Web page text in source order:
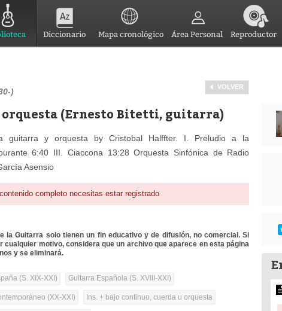
Diccionario Mapa cronológico Área Personal Reproductor
VOLVER
)
(Ernesto Bitetti, guitarra)
guitarra y orquesta by Cristobal Halffter. I. Preludio a la
6:40 III. Ciaccona 13:28 Orquesta Sinfónica de Radio
Asensio
completo necesitas estar registrado
la Guitarra solo tienen un fin educativo y de difusión, no comercial. Si
motivo, considera que un archivo que aparece en esta página
y se eliminará.
(S. XIX-XXI) Guitarra Española (S. XVIII-XXI)
(XX-XXI) Ins. + bajo continuo, cuerda u orquesta